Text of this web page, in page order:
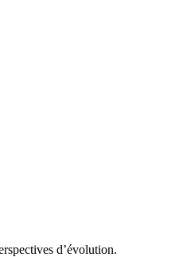
d’évolution.